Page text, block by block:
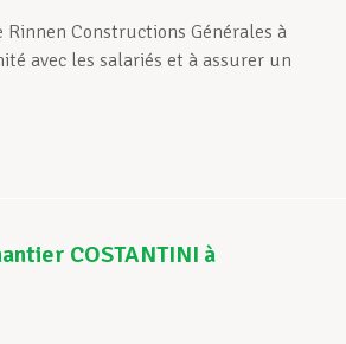
Rinnen Constructions Générales à
avec les salariés et à assurer un
COSTANTINI à